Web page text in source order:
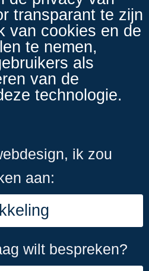
transparant te zijn
van cookies en de
te nemen,
als
van de
technologie.
ik zou
aan:
wilt bespreken?